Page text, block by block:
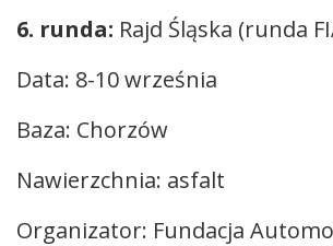
6. runda: Rajd Śląska (runda
Data: 8-10 września
Baza: Chorzów
Nawierzchnia: asfalt
Organizator: Fundacja